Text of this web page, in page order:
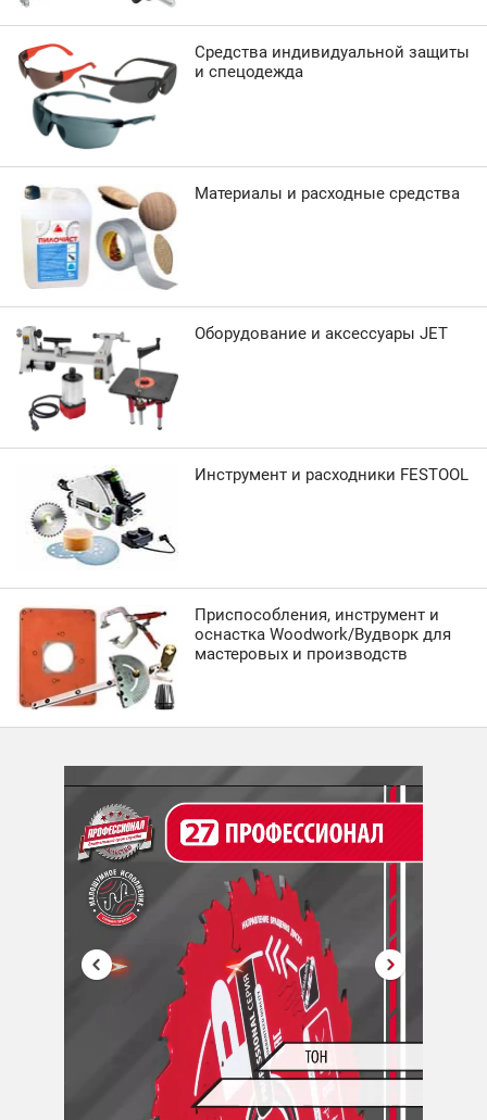
Средства индивидуальной защиты
и спецодежда
Материалы и расходные средства
Оборудование и аксессуары JET
Инструмент и расходники FESTOOL
Приспособления, инструмент и
оснастка Woodwork/Вудворк для
мастеровых и производств